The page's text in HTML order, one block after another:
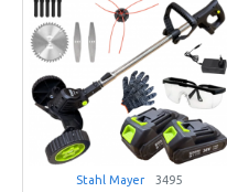
Stahl Mayer 3495